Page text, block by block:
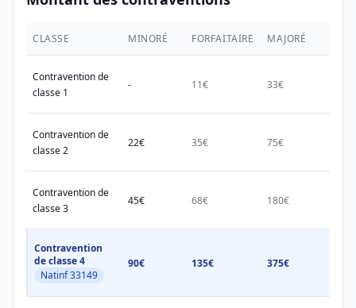
CLASSE MINORÉ FORFAITAIRE MAJORÉ
Contravention de
classe 1
- 11€ 33€
Contravention de
classe 2
22€ 35€ 75€
Contravention de
classe 3
45€ 68€ 180€
Contravention
de classe 4
Natinf 33149
90€ 135€ 375€